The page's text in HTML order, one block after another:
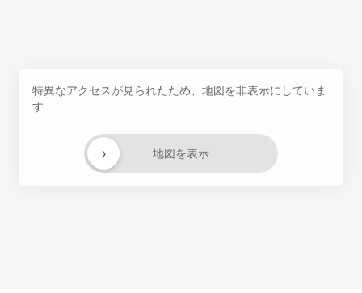
特異なアクセスが見られたため、地図を非表示にしていま
す
地図を表示
›